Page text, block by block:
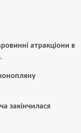
атракціони в
закінчилася